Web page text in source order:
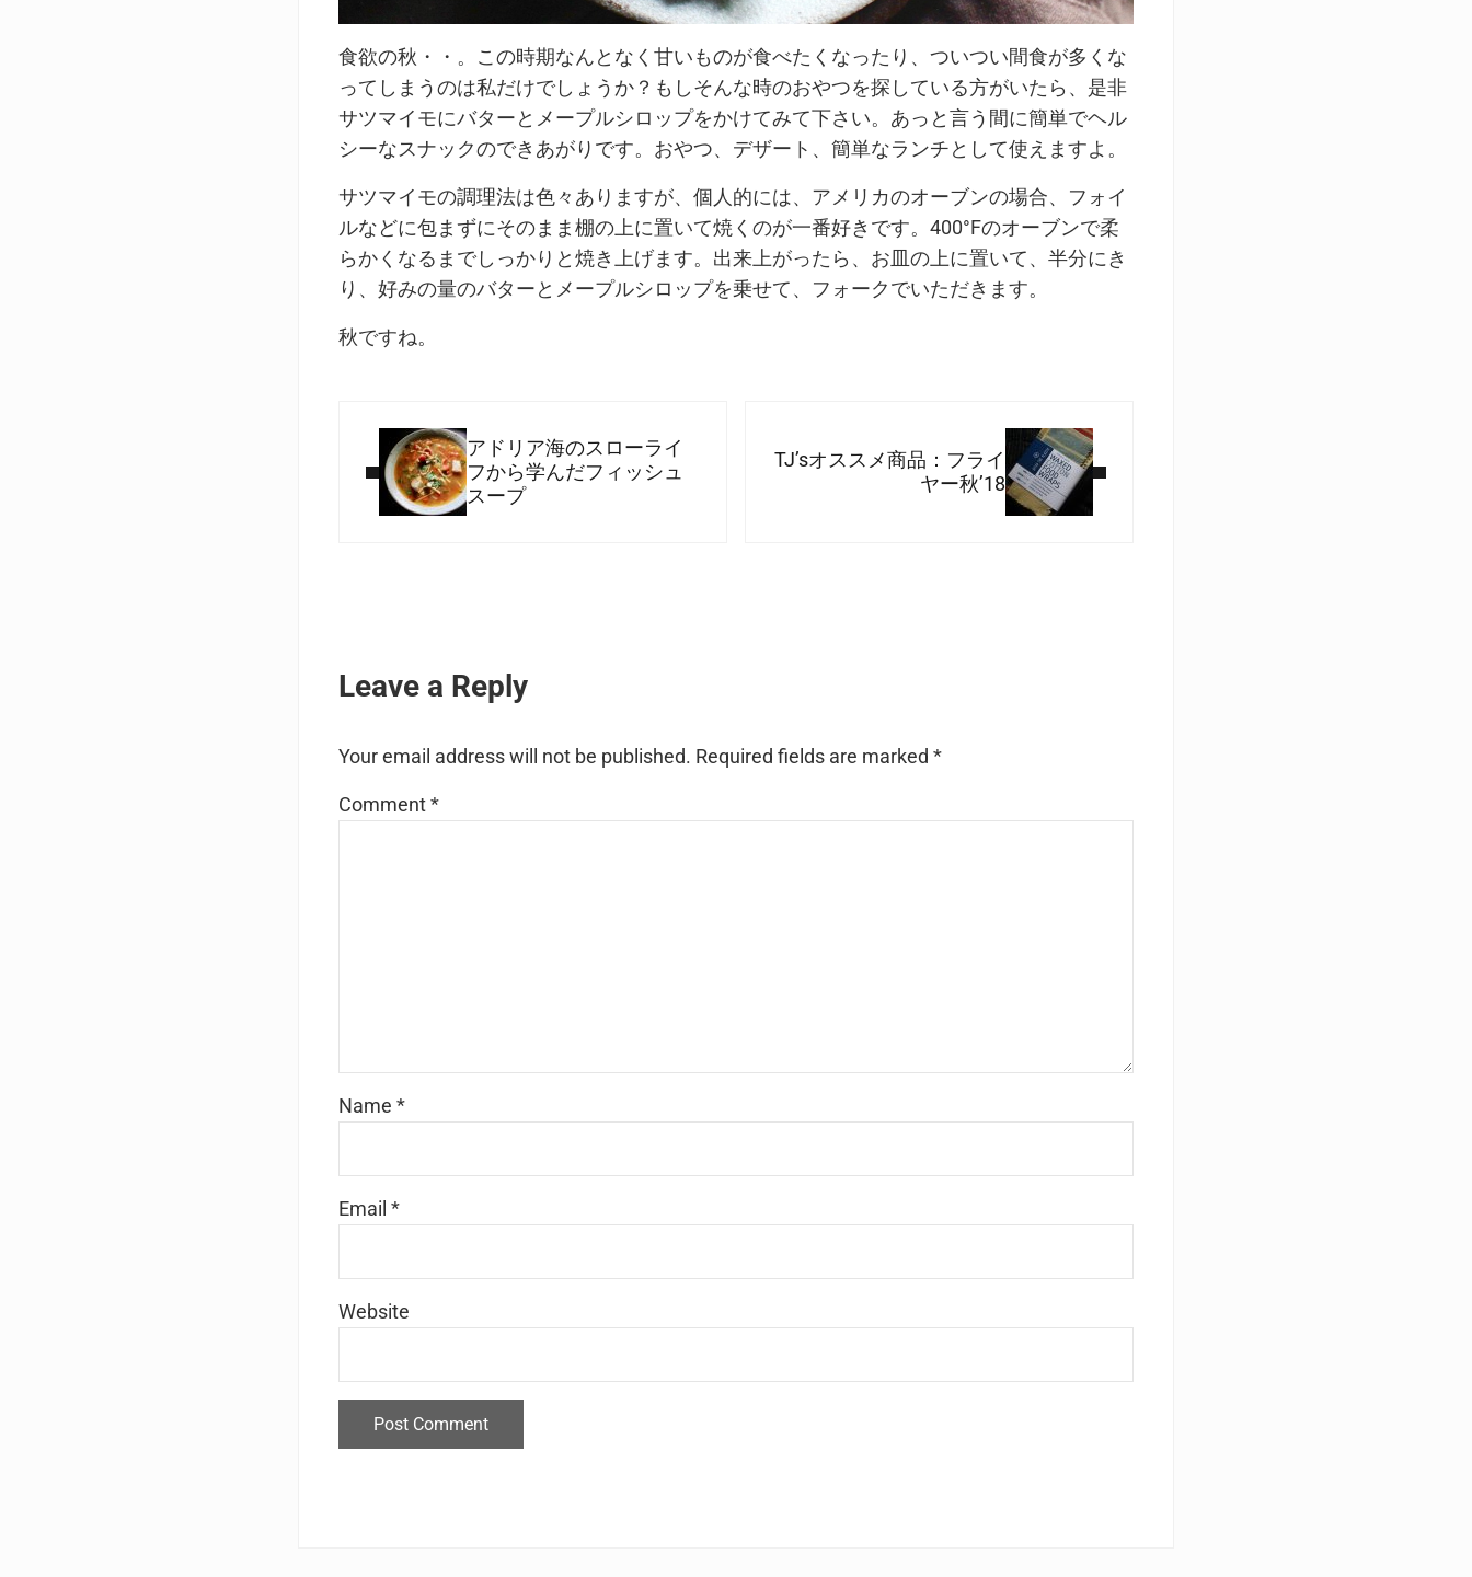
食欲の秋・・。この時期なんとなく甘いものが食べたくなったり、ついつい間食が多くな
ってしまうのは私だけでしょうか？もしそんな時のおやつを探している方がいたら、是非
サツマイモにバターとメープルシロップをかけてみて下さい。あっと言う間に簡単でヘル
シーなスナックのできあがりです。おやつ、デザート、簡単なランチとして使えますよ。
サツマイモの調理法は色々ありますが、個人的には、アメリカのオーブンの場合、フォイ
ルなどに包まずにそのまま棚の上に置いて焼くのが一番好きです。400°Fのオーブンで柔
らかくなるまでしっかりと焼き上げます。出来上がったら、お皿の上に置いて、半分にき
り、好みの量のバターとメープルシロップを乗せて、フォークでいただきます。
秋ですね。
アドリア海のスローライ
フから学んだフィッシュ
スープ
TJ’sオススメ商品：フライ
ヤー秋’18
Leave a Reply
Your email address will not be published. Required fields are marked*
Comment*
Name*
Email*
Website